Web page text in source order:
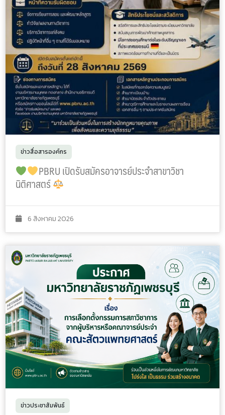
ข่าวสื่อสารองค์กร
PBRU เปิดรับสมัครอาจารย์ประจำสาขาวิชา
นิติศาสตร์
6 สิงหาคม 2026
ข่าวประชาสัมพันธ์